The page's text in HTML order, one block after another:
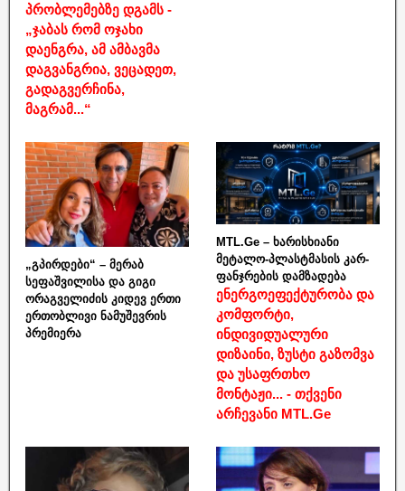
პრობლემებზე დგამს -
„ჯაბას რომ ოჯახი
დაენგრა, ამ ამბავმა
დაგვანგრია, ვეცადეთ,
გადაგვერჩინა,
მაგრამ...“
„გპირდები“ – მერაბ
სეფაშვილისა და გიგი
ორაგველიძის კიდევ ერთი
ერთობლივი ნამუშევრის
პრემიერა
MTL.Ge – ხარისხიანი
მეტალო-პლასტმასის კარ-
ფანჯრების დამზადება
ენერგოეფექტურობა და
კომფორტი,
ინდივიდუალური
დიზაინი, ზუსტი გაზომვა
და უსაფრთხო
მონტაჟი... - თქვენი
არჩევანი MTL.Ge